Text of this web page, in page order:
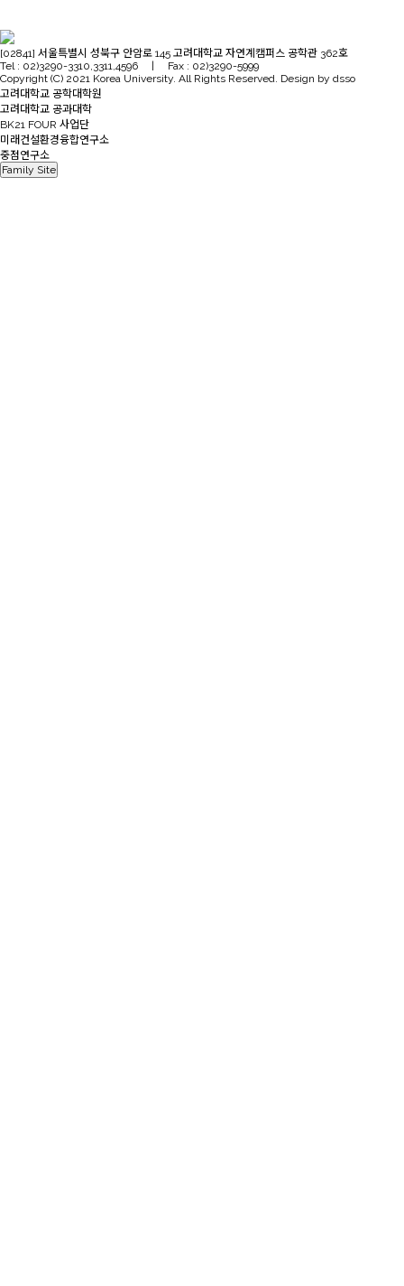
[02841] 서울특별시 성북구 안암로 145 고려대학교 자연계캠퍼스 공학관 362호
Tel : 02)3290-3310,3311,4596 | Fax : 02)3290-5999
Copyright (C) 2021 Korea University. All Rights Reserved. Design by dsso
고려대학교 공학대학원
고려대학교 공과대학
BK21 FOUR 사업단
미래건설환경융합연구소
중점연구소
Family Site